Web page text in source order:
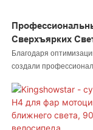
Сверхъярких
Влаги
Благодаря
создали
превосходящий все
эксплуатационными
оценку от клиентов,